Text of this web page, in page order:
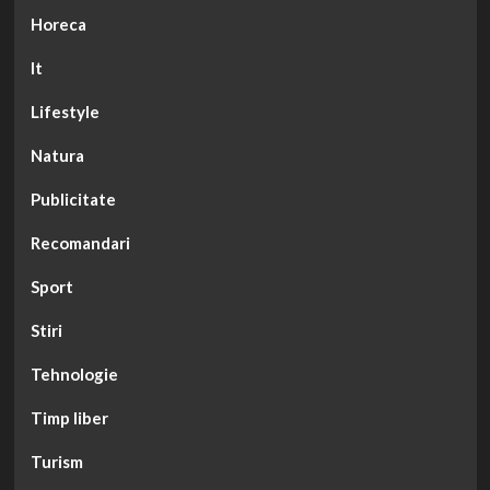
Horeca
It
Lifestyle
Natura
Publicitate
Recomandari
Sport
Stiri
Tehnologie
Timp liber
Turism